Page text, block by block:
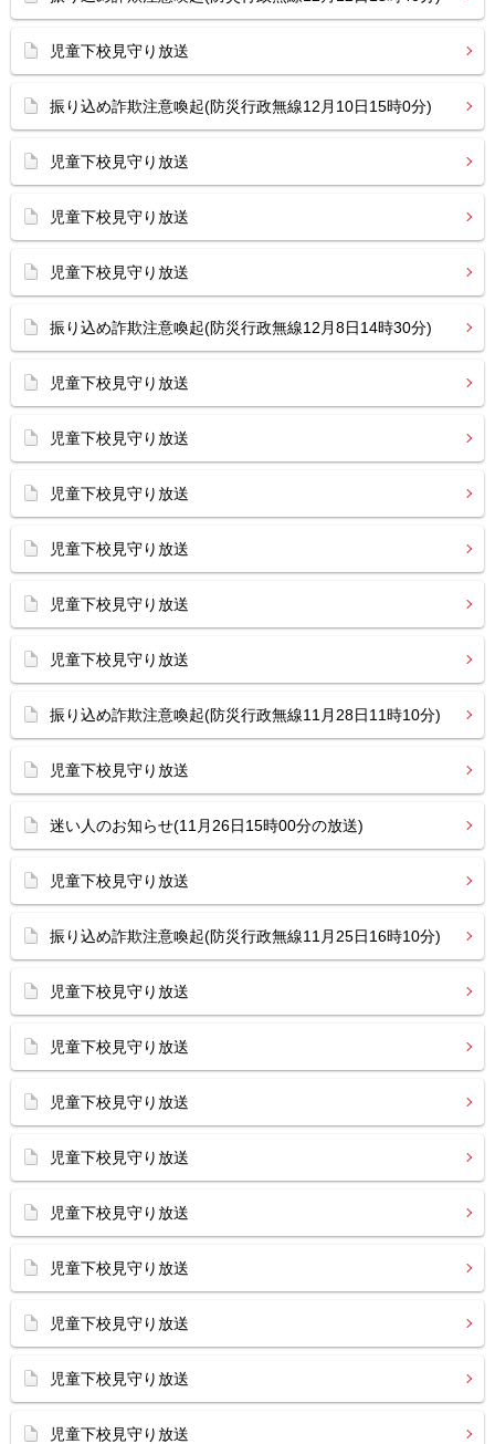
児童下校見守り放送
振り込め詐欺注意喚起(防災行政無線12月10日15時0分)
児童下校見守り放送
児童下校見守り放送
児童下校見守り放送
振り込め詐欺注意喚起(防災行政無線12月8日14時30分)
児童下校見守り放送
児童下校見守り放送
児童下校見守り放送
児童下校見守り放送
児童下校見守り放送
児童下校見守り放送
振り込め詐欺注意喚起(防災行政無線11月28日11時10分)
児童下校見守り放送
迷い人のお知らせ(11月26日15時00分の放送)
児童下校見守り放送
振り込め詐欺注意喚起(防災行政無線11月25日16時10分)
児童下校見守り放送
児童下校見守り放送
児童下校見守り放送
児童下校見守り放送
児童下校見守り放送
児童下校見守り放送
児童下校見守り放送
児童下校見守り放送
児童下校見守り放送